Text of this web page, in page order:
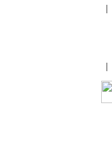
|
|